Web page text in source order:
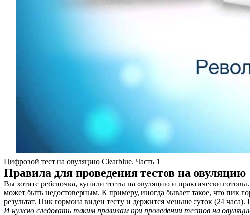
Цифровой тест на овуляцию Clearblue. Часть 1
Правила для проведения тестов на овуляцию
Вы хотите ребеночка, купили тесты на овуляцию и практически
может быть недостоверным. К примеру, иногда бывает такое, что пик
результат. Пик гормона виден тесту и держится меньше суток (24
И нужно следовать таким правилам при проведении тестов на